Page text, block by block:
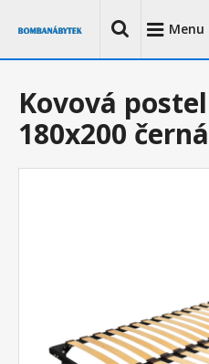
Menu
Kovová
180x200 černá